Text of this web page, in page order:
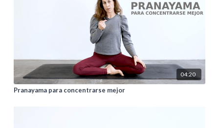
04:20
Pranayama para concentrarse mejor